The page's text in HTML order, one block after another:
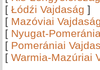
[ Łódźi Vajdaság ]
[ Mazóviai
[ Nyugat-
[ Pomerániai
[ Warmia-Mazúriai